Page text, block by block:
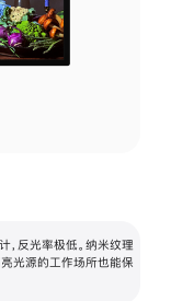
，反光率极低。纳米纹理
光源的工作场所也能保